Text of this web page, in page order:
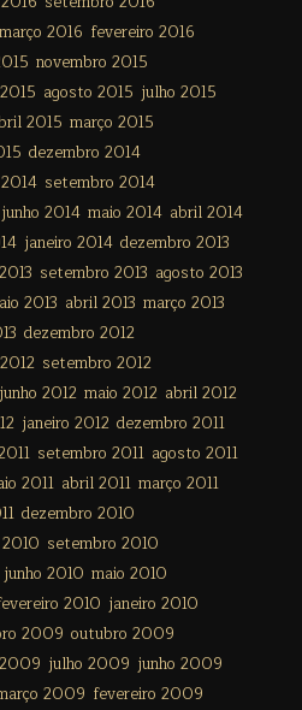
março 2016 fevereiro 2016
novembro 2015
agosto 2015 julho 2015
2015 março 2015
dezembro 2014
setembro 2014
junho 2014 maio 2014 abril 2014
janeiro 2014 dezembro 2013
setembro 2013 agosto 2013
2013 abril 2013 março 2013
dezembro 2012
setembro 2012
junho 2012 maio 2012 abril 2012
janeiro 2012 dezembro 2011
setembro 2011 agosto 2011
2011 abril 2011 março 2011
dezembro 2010
setembro 2010
junho 2010 maio 2010
2010 janeiro 2010
2009 outubro 2009
julho 2009 junho 2009
2009 fevereiro 2009